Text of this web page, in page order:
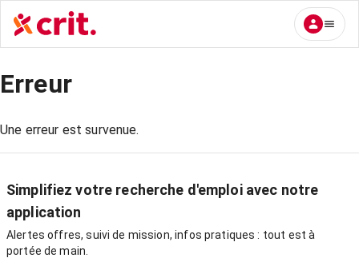
Erreur
Une erreur est survenue.
Simplifiez votre recherche d'emploi avec notre
application
Alertes offres, suivi de mission, infos pratiques : tout est à
portée de main.